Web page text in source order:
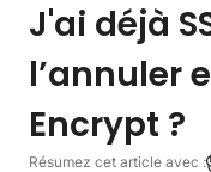
J'ai déjà
l’annuler
Encrypt ?
Résumez cet article avec :